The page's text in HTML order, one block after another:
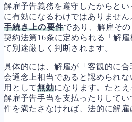
解雇予告義務を遵守したからと
に有効になるわけではありませ
手続き上の要件であり、解雇そ
契約法第16条に定められる「解
て別途厳しく判断されます。
具体的には、解雇が「客観的に
会通念上相当であると認められ
用として無効になります。たとえ
解雇予告手当を支払ったりして
件を満たさなければ、法的に解雇